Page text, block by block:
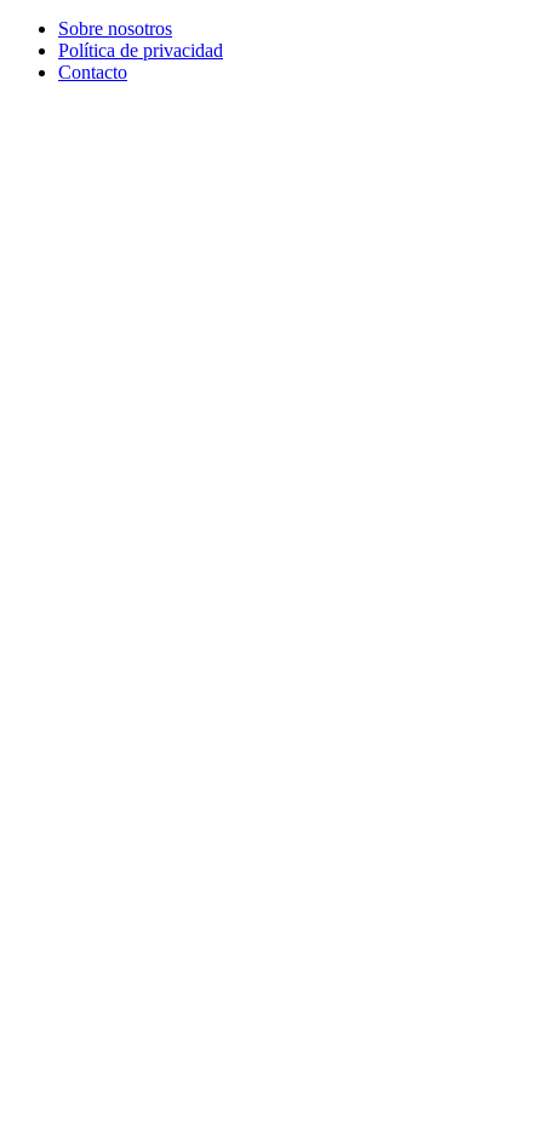
Sobre nosotros
Política de privacidad
Contacto